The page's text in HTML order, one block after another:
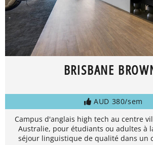
BRISBANE
AUD 380/sem
Campus d'anglais high tech au centre
Australie, pour étudiants ou adultes à
séjour linguistique de qualité dans un